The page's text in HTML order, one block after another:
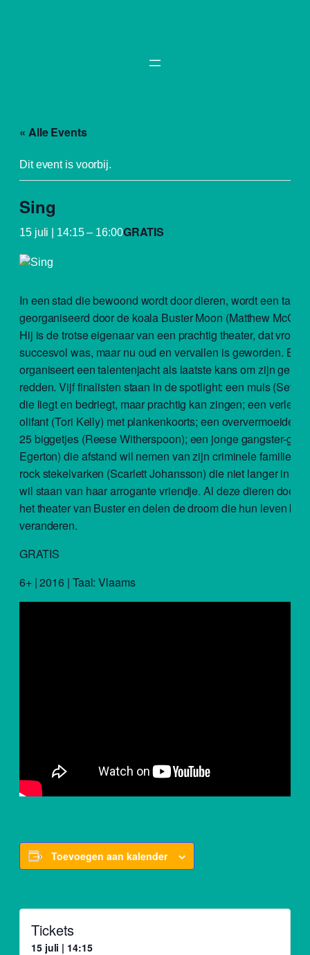
« Alle Events
Dit event is voorbij.
Sing
15 juli | 14:15– 16:00GRATIS
In een stad die bewoond wordt door dieren, wordt een
georganiseerd door de koala Buster Moon (Matthew
Hij is de trotse eigenaar van een prachtig theater, dat
succesvol was, maar nu oud en vervallen is geworden.
organiseert een talentenjacht als laatste kans om zijn
redden. Vijf finalisten staan in de spotlight: een muis (Seth
die liegt en bedriegt, maar prachtig kan zingen; een
olifant (Tori Kelly) met plankenkoorts; een oververmoeide
25 biggetjes (Reese Witherspoon); een jonge gangster-
Egerton) die afstand wil nemen van zijn criminele familie en
rock stekelvarken (Scarlett Johansson) die niet langer in de
wil staan van haar arrogante vriendje. Al deze dieren doen
het theater van Buster en delen de droom die hun leven kan
veranderen.
GRATIS
6+ | 2016 | Taal: Vlaams
Toevoegen aan kalender
Tickets
15 juli | 14:15